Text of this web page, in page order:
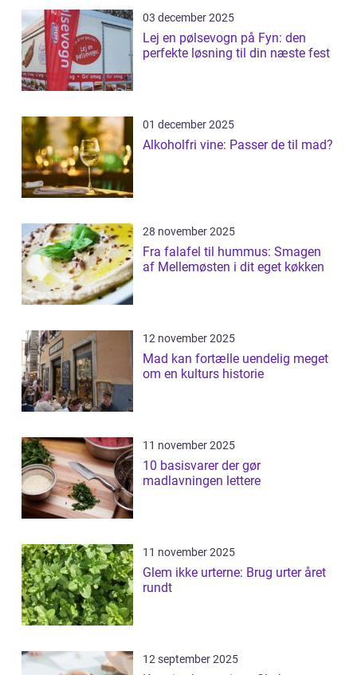
03 december 2025
Lej en pølsevogn på Fyn: den
perfekte løsning til din næste fest
01 december 2025
Alkoholfri vine: Passer de til mad?
28 november 2025
Fra falafel til hummus: Smagen
af Mellemøsten i dit eget køkken
12 november 2025
Mad kan fortælle uendelig meget
om en kulturs historie
11 november 2025
10 basisvarer der gør
madlavningen lettere
11 november 2025
Glem ikke urterne: Brug urter året
rundt
12 september 2025